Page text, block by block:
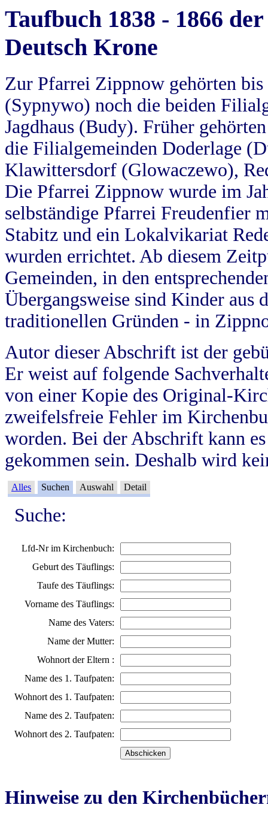
Taufbuch 1838 - 1866
Deutsch Krone
Zur Pfarrei Zippnow gehörten
(Sypnywo) noch die beiden
Jagdhaus (Budy). Früher
die Filialgemeinden Doderlage
Klawittersdorf (Glowaczewo),
Die Pfarrei Zippnow wurde im
selbständige Pfarrei Freudenfier
Stabitz und ein Lokalvikariat
wurden errichtet. Ab diesem
Gemeinden, in den
Übergangsweise sind Kinder aus
traditionellen Gründen - in
Autor dieser Abschrift ist der
Er weist auf folgende
von einer Kopie des Original-
zweifelsfreie Fehler im
worden. Bei der Abschrift kann
gekommen sein. Deshalb wird
Alles Suchen Auswahl Detail
Suche:
Lfd-Nr im Kirchenbuch:
Geburt des Täuflings:
Taufe des Täuflings:
Vorname des Täuflings:
Name des Vaters:
Name der Mutter:
Wohnort der Eltern :
Name des 1. Taufpaten:
Wohnort des 1. Taufpaten:
Name des 2. Taufpaten:
Wohnort des 2. Taufpaten:
Hinweise zu den